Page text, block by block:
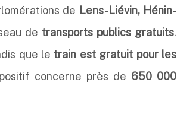
de Lens-Liévin, Hénin-
de transports publics gratuits.
que le train est gratuit pour les
concerne près de 650 000